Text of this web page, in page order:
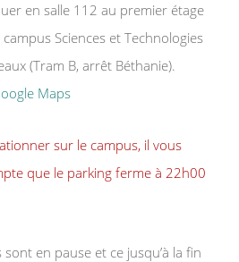
en salle 112 au premier étage
Sciences et Technologies
(Tram B, arrêt Béthanie).
Maps
sur le campus, il vous
que le parking ferme à 22h00
sont en pause et ce jusqu’à la fin